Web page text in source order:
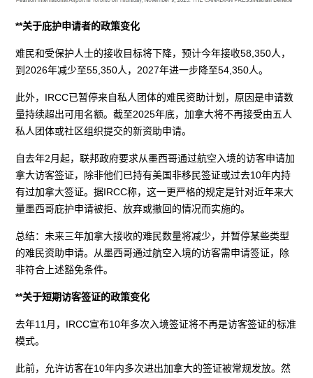
**关于庇护申请者的政策变化
难民和受保护人士的接收目标将下降，预计今年接收58,350人，
到2026年减少至55,350人，2027年进一步降至54,350人。
此外，IRCC已暂停来自私人团体的难民资助计划，原因是申请数
量持续超出可用名额。截至2025年底，加拿大将不再接受由五人
私人团体或社区组织提交的新资助申请。
自去年2月起，联邦政府要求从墨西哥通过航空入境的访客申请加
拿大访客签证，除非他们已持有美国非移民签证或过去10年内持
有过加拿大签证。据IRCC称，这一更严格的规定是针对近年来大
量墨西哥庇护申请被拒、放弃或撤回的情况而实施的。
总结：未来三年加拿大接收的难民数量将减少，并暂停某些类型
的难民资助申请。从墨西哥通过航空入境的访客需申请签证，除
非符合上述豁免条件。
**关于短期访客签证的政策变化
去年11月，IRCC宣布10年多次入境签证将不再是访客签证的标准
模式。
此前，允许访客在10年内多次进出加拿大的签证被常规发放。然